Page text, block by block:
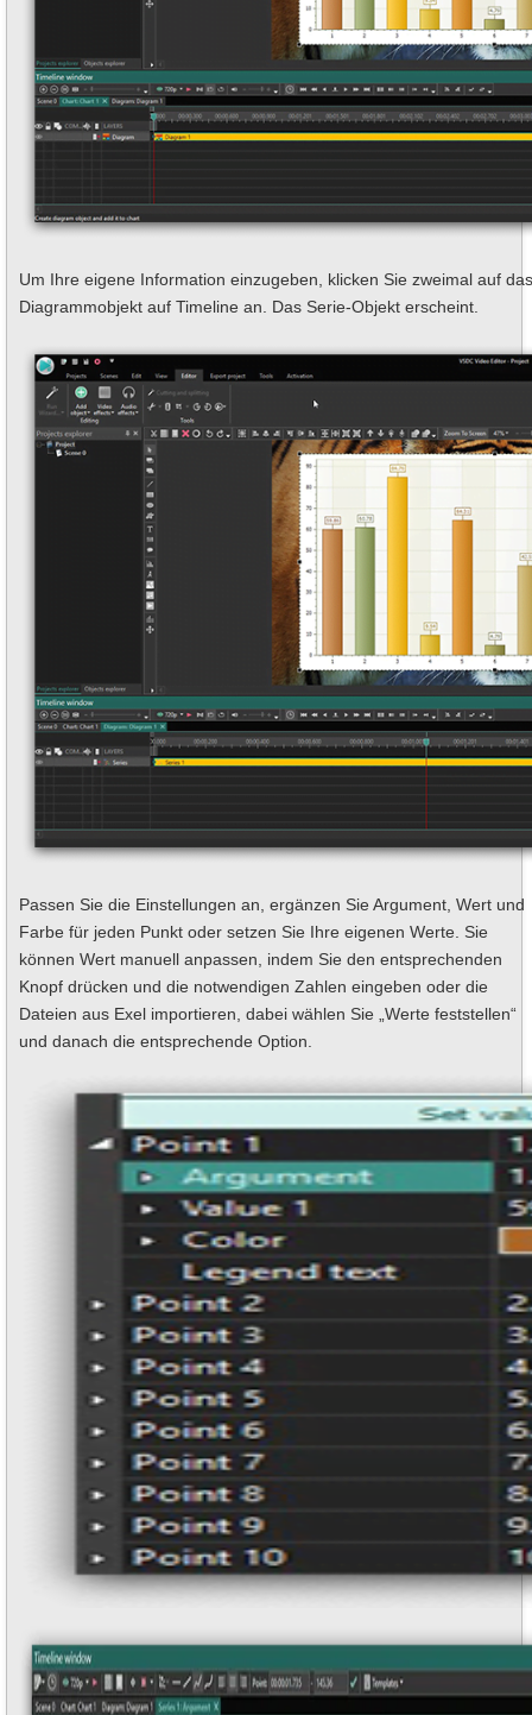
Um Ihre eigene Information einzugeben, klicken Sie zweimal auf das
Diagrammobjekt auf Timeline an. Das Serie-Objekt erscheint.
Passen Sie die Einstellungen an, ergänzen Sie Argument, Wert und
Farbe für jeden Punkt oder setzen Sie Ihre eigenen Werte. Sie
können Wert manuell anpassen, indem Sie den entsprechenden
Knopf drücken und die notwendigen Zahlen eingeben oder die
Dateien aus Exel importieren, dabei wählen Sie „Werte feststellen“
und danach die entsprechende Option.